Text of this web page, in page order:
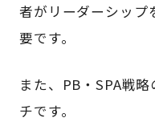
者がリーダーシップ
要です。
また、PB・SPA戦
チです。